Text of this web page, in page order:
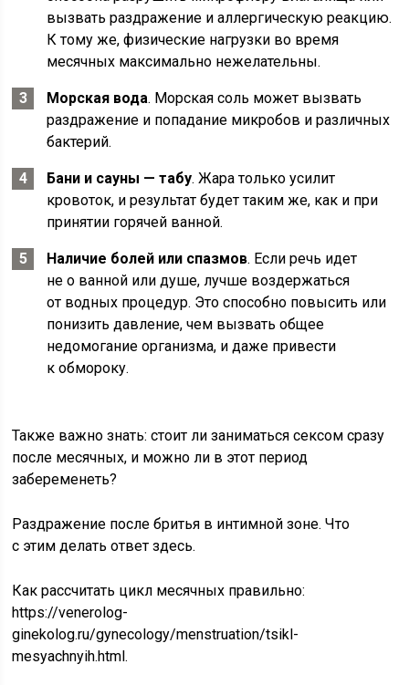
вызвать раздражение и аллергическую реакцию.
К тому же, физические нагрузки во время
месячных максимально нежелательны.
Морская вода. Морская соль может вызвать
раздражение и попадание микробов и различных
бактерий.
Бани и сауны — табу. Жара только усилит
кровоток, и результат будет таким же, как и при
принятии горячей ванной.
Наличие болей или спазмов. Если речь идет
не о ванной или душе, лучше воздержаться
от водных процедур. Это способно повысить или
понизить давление, чем вызвать общее
недомогание организма, и даже привести
к обмороку.
Также важно знать: стоит ли заниматься сексом сразу
после месячных, и можно ли в этот период
забеременеть?
Раздражение после бритья в интимной зоне. Что
с этим делать ответ здесь.
Как рассчитать цикл месячных правильно:
https://venerolog-
ginekolog.ru/gynecology/menstruation/tsikl-
mesyachnyih.html.